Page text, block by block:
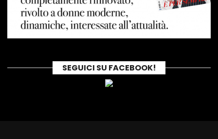
SEGUICI SU FACEBOOK!